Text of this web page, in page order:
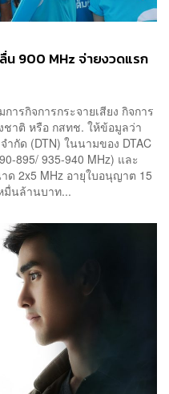
น 900 MHz จ่ายงวดแรก
รกิจการกระจายเสียง กิจการ
าติ หรือ กสทช. ให้ข้อมูลว่า
กัด (DTN) ในนามของ DTAC
895/ 935-940 MHz) และ
2x5 MHz อายุใบอนุญาต 15
มื่นล้านบาท...